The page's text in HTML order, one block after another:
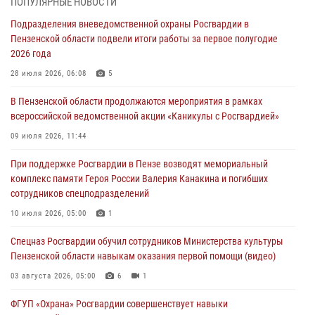
День ВДВ в Пензе
В Пензе сотрудники Росгвардии задержали мужчину, который
дома
03 августа 2026, 05:59
службы
03 августа 2026, 05:15
Спецназ Росгвардии обучил сотрудников Министерства культуры
03 августа 2026, 05:00 1
Подразделения вневедомственной охраны Росгвардии в
Пензенской области подвели итоги работы за первое полугодие
2026 года
28 июля 2026, 06:08 5
В Пензенской области продолжаются мероприятия в рамках
всероссийской ведомственной акции «Каникулы с Росгвардией»
09 июля 2026, 11:44
При поддержке Росгвардии в Пензе возводят мемориальный
комплекс памяти Героя России Валерия Канакина и погибших
сотрудников спецподразделений
10 июля 2026, 05:00 1
Спецназ Росгвардии обучил сотрудников Министерства культуры
Пензенской области навыкам оказания первой помощи (видео)
03 августа 2026, 05:00 6 1
ФГУП «Охрана» Росгвардии совершенствует навыки